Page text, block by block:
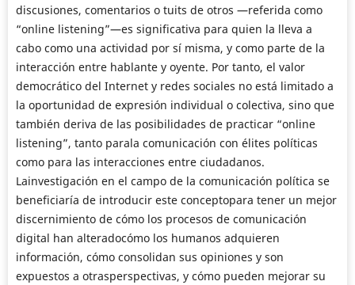
discusiones, comentarios o tuits de otros —referida como
“online listening”—es significativa para quien la lleva a
cabo como una actividad por sí misma, y como parte de la
interacción entre hablante y oyente. Por tanto, el valor
democrático del Internet y redes sociales no está limitado a
la oportunidad de expresión individual o colectiva, sino que
también deriva de las posibilidades de practicar “online
listening”, tanto parala comunicación con élites políticas
como para las interacciones entre ciudadanos.
Lainvestigación en el campo de la comunicación política se
beneficiaría de introducir este conceptopara tener un mejor
discernimiento de cómo los procesos de comunicación
digital han alteradocómo los humanos adquieren
información, cómo consolidan sus opiniones y son
expuestos a otrasperspectivas, y cómo pueden mejorar su